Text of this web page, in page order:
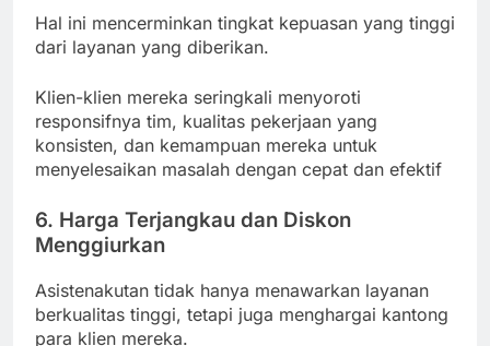
Hal ini mencerminkan tingkat kepuasan yang tinggi
dari layanan yang diberikan.
Klien-klien mereka seringkali menyoroti
responsifnya tim, kualitas pekerjaan yang
konsisten, dan kemampuan mereka untuk
menyelesaikan masalah dengan cepat dan efektif
6. Harga Terjangkau dan Diskon
Menggiurkan
Asistenakutan tidak hanya menawarkan layanan
berkualitas tinggi, tetapi juga menghargai kantong
para klien mereka.